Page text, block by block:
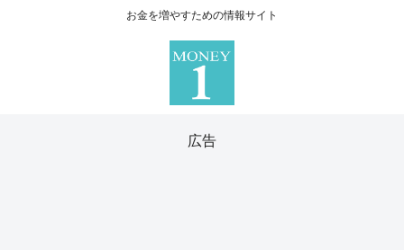
お金を増やすための情報サイト
広告